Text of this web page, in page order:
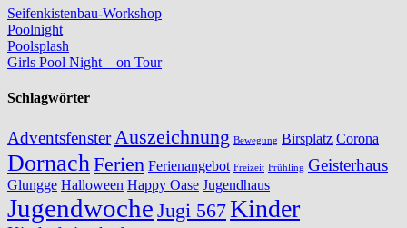
Seifenkistenbau-Workshop
Poolnight
Poolsplash
Girls Pool Night – on Tour
Schlagwörter
AdventsfensterAuszeichnung Bewegung Birsplatz Corona
DornachFerien Ferienangebot Freizeit Frühling Geisterhaus
Glungge Halloween Happy Oase Jugendhaus
Jugendwoche Jugi 567Kinder